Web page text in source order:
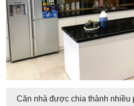
Căn nhà được chia thành nhiều